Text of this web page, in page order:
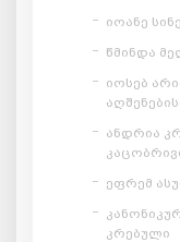
იოანე
წმინდა
იოსებ
ანდრია
ეფრემ
კრებული